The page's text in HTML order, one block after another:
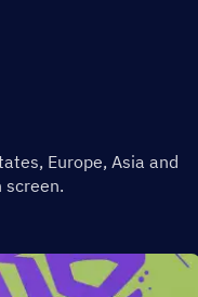
Europe, Asia and
screen.